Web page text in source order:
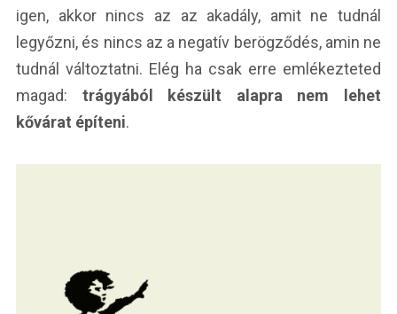
igen, akkor nincs az az akadály, amit ne tudnál
legyőzni, és nincs az a negatív berögződés, amin ne
tudnál változtatni. Elég ha csak erre emlékezteted
magad: trágyából készült alapra nem lehet
kővárat építeni.